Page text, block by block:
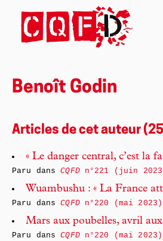
Benoît Godin
Articles de cet auteur
« Le danger central, c’est la
Paru dansCQFDn°221 (juin
Wuambushu : « La France
Paru dansCQFDn°220 (mai 2023)
Mars aux poubelles, avril aux
Paru dansCQFDn°220 (mai 2023)